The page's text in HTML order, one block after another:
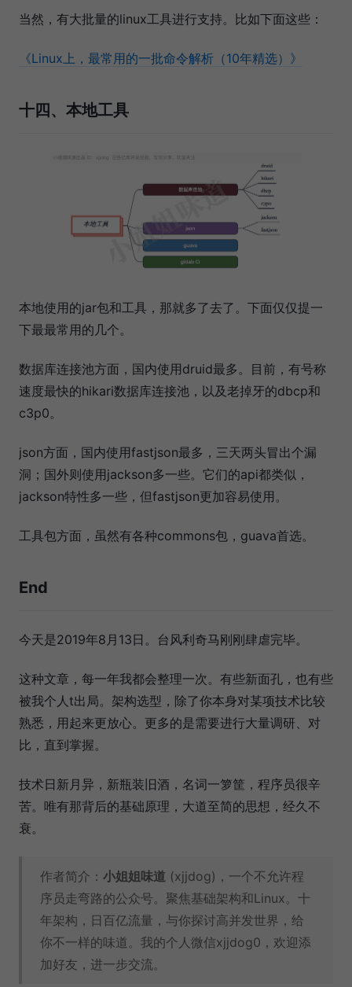
当然，有大批量的linux工具进行支持。比如下面这些：
《Linux上，最常用的一批命令解析（10年精选）》
十四、本地工具
本地使用的jar包和工具，那就多了去了。下面仅仅提一
下最最常用的几个。
数据库连接池方面，国内使用druid最多。目前，有号称
速度最快的hikari数据库连接池，以及老掉牙的dbcp和
c3p0。
json方面，国内使用fastjson最多，三天两头冒出个漏
洞；国外则使用jackson多一些。它们的api都类似，
jackson特性多一些，但fastjson更加容易使用。
工具包方面，虽然有各种commons包，guava首选。
End
今天是2019年8月13日。台风利奇马刚刚肆虐完毕。
这种文章，每一年我都会整理一次。有些新面孔，也有些
被我个人t出局。架构选型，除了你本身对某项技术比较
熟悉，用起来更放心。更多的是需要进行大量调研、对
比，直到掌握。
技术日新月异，新瓶装旧酒，名词一箩筐，程序员很辛
苦。唯有那背后的基础原理，大道至简的思想，经久不
衰。
作者简介： 小姐姐味道 (xjjdog)，一个不允许程
序员走弯路的公众号。聚焦基础架构和Linux。十
年架构，日百亿流量，与你探讨高并发世界，给
你不一样的味道。我的个人微信xjjdog0，欢迎添
加好友，​进一步交流。​